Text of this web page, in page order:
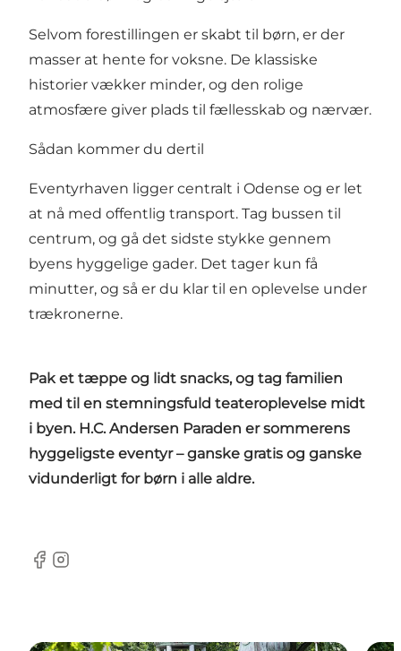
Selvom forestillingen er skabt til børn, er der
masser at hente for voksne. De klassiske
historier vækker minder, og den rolige
atmosfære giver plads til fællesskab og nærvær.
Sådan kommer du dertil
Eventyrhaven ligger centralt i Odense og er let
at nå med offentlig transport. Tag bussen til
centrum, og gå det sidste stykke gennem
byens hyggelige gader. Det tager kun få
minutter, og så er du klar til en oplevelse under
trækronerne.
Pak et tæppe og lidt snacks, og tag familien
med til en stemningsfuld teateroplevelse midt
i byen. H.C. Andersen Paraden er sommerens
hyggeligste eventyr – ganske gratis og ganske
vidunderligt for børn i alle aldre.
Facebook
Instagram